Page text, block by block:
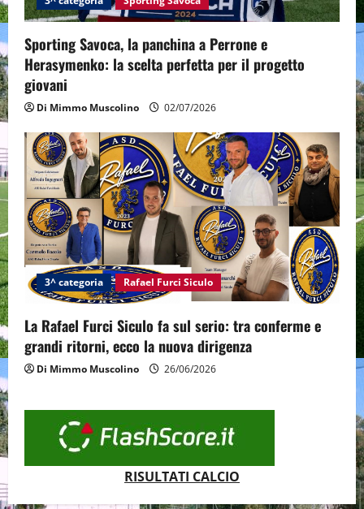
Sporting Savoca, la panchina a Perrone e
Herasymenko: la scelta perfetta per il progetto
giovani
Di Mimmo Muscolino 02/07/2026
3^ categoria Rafael Furci Siculo
La Rafael Furci Siculo fa sul serio: tra conferme e
grandi ritorni, ecco la nuova dirigenza
Di Mimmo Muscolino 26/06/2026
RISULTATI CALCIO